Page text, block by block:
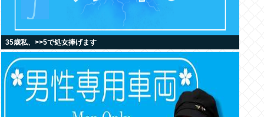
35歳私、>>5で処女捧げます